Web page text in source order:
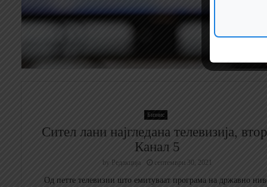
Бизнис
Сител лани најгледана телевизија,
Канал 5
by Редакција септември 30, 2021
Од петте телевизии што емитуваат програма на државно